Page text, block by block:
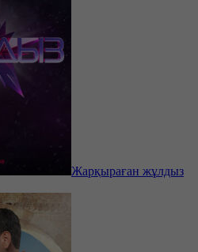
Жарқыраған жұлдыз